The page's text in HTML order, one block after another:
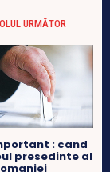
URMĂTOR
: cand
presedinte al